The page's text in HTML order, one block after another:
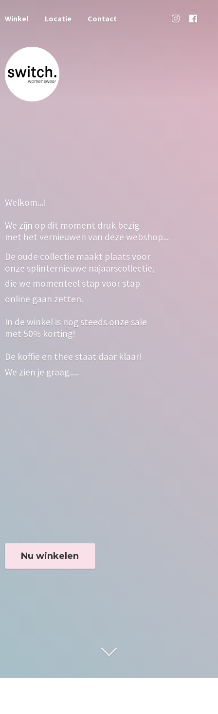
Winkel Locatie Contact
Welkom...!
We zijn op dit moment druk bezig
met het vernieuwen van deze webshop...
De oude collectie maakt plaats voor
onze splinternieuwe najaarscollectie,
die we momenteel stap voor stap
online gaan zetten.
In de winkel is nog steeds onze sale
met 50% korting!
De koffie en thee staat daar klaar!
We zien je graag.....
Nu winkelen